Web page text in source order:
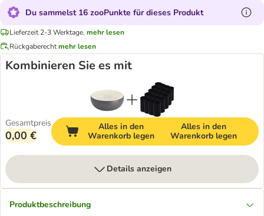
Du sammelst 16 zooPunkte für dieses Produkt
Lieferzeit 2-3 Werktage. mehr lesen
Rückgaberechtmehr lesen
Kombinieren Sie es mit
Gesamtpreis
0,00 €
Alles in den
Warenkorb legen
Alles in den
Warenkorb legen
Details anzeigen
Produktbeschreibung